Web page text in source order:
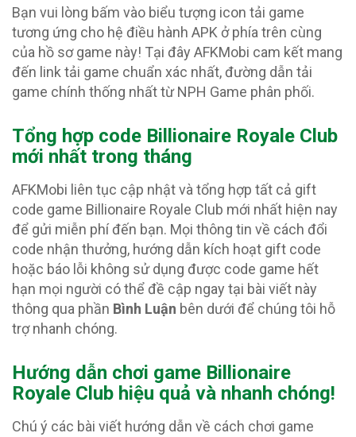
Bạn vui lòng bấm vào biểu tượng icon tải game
tương ứng cho hệ điều hành APK ở phía trên cùng
của hồ sơ game này! Tại đây AFKMobi cam kết mang
đến link tải game chuẩn xác nhất, đường dẫn tải
game chính thống nhất từ NPH Game phân phối.
Tổng hợp code Billionaire Royale Club
mới nhất trong tháng
AFKMobi liên tục cập nhật và tổng hợp tất cả gift
code game Billionaire Royale Club mới nhất hiện nay
để gửi miễn phí đến bạn. Mọi thông tin về cách đổi
code nhận thưởng, hướng dẫn kích hoạt gift code
hoặc báo lỗi không sử dụng được code game hết
hạn mọi người có thể đề cập ngay tại bài viết này
thông qua phần Bình Luận bên dưới để chúng tôi hỗ
trợ nhanh chóng.
Hướng dẫn chơi game Billionaire
Royale Club hiệu quả và nhanh chóng!
Chú ý các bài viết hướng dẫn về cách chơi game